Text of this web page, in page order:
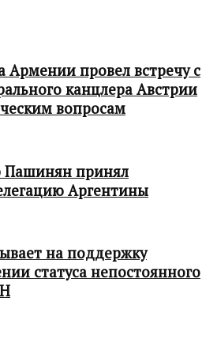
Армении провел встречу с
канцлера Австрии
вопросам
Пашинян принял
Аргентины
на поддержку
статуса непостоянного